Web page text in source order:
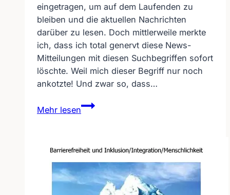
eingetragen, um auf dem Laufenden zu
bleiben und die aktuellen Nachrichten
darüber zu lesen. Doch mittlerweile merkte
ich, dass ich total genervt diese News-
Mitteilungen mit diesen Suchbegriffen sofort
löschte. Weil mich dieser Begriff nur noch
ankotzte! Und zwar so, dass…
Mehr lesen
Behinderung
kotzt
–
wie
wärs